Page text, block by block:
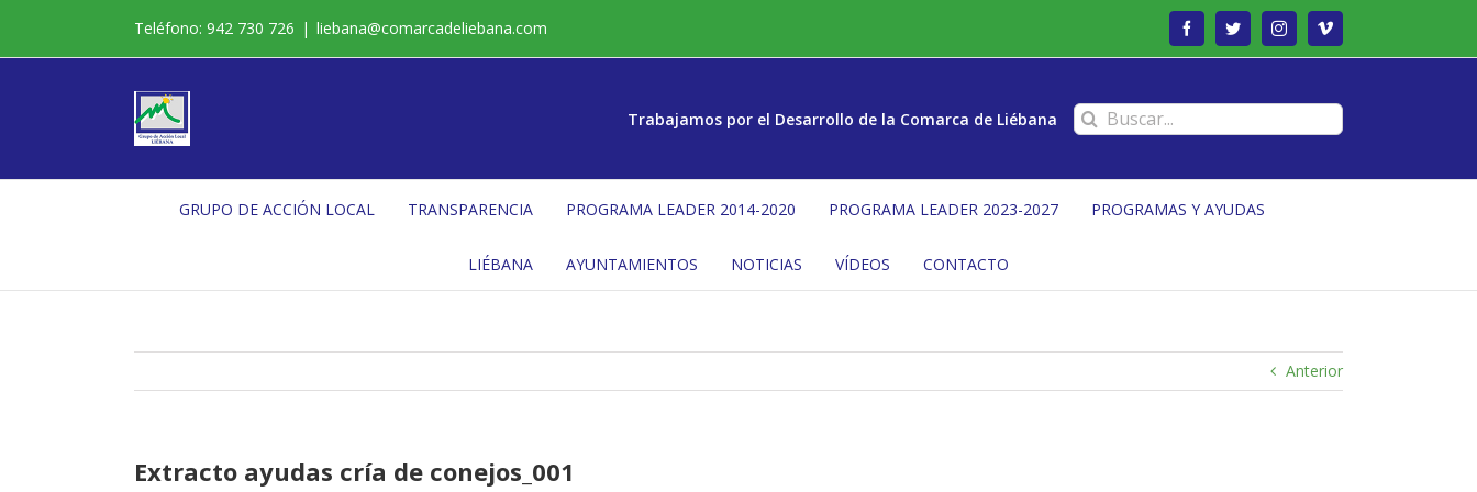
contenido
Teléfono: 942 730 726 | liebana@comarcadeliebana.com FacebookTwitterInstagramVimeo
Trabajamos por el Desarrollo de la Comarca de Liébana Buscar:
GRUPO DE ACCIÓN LOCAL TRANSPARENCIA PROGRAMA LEADER 2014-2020 PROGRAMA LEADER 2023-2027 PROGRAMAS Y AYUDAS
LIÉBANA AYUNTAMIENTOS NOTICIAS VÍDEOS CONTACTO
Anterior
Extracto ayudas cría de conejos_001